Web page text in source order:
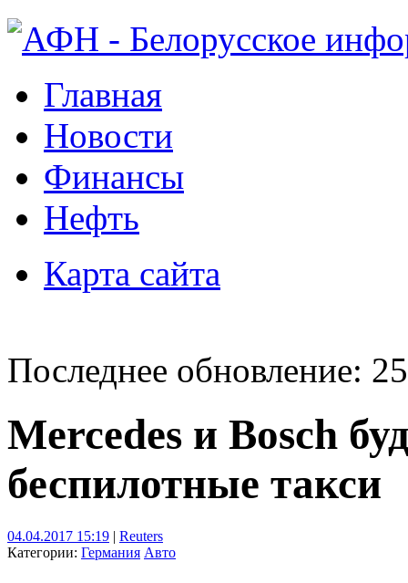
Главная
Новости
Финансы
Нефть
Карта сайта
Последнее обновление:
Mercedes и Bosch
беспилотные такси
04.04.2017 15:19 | Reuters
Категории: Германия Авто